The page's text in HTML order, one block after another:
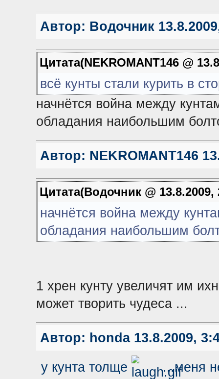
Автор: Водочник
Цитата(NEKROMANT146 @
всё кунты стали курить в
начнётся война между
обладания наибольшим
Автор: NEKROMANT146
Цитата(Водочник @
начнётся война между
обладания наибольшим
1 хрен кунту увеличят им
может творить чудеса ...
Автор: honda13.8.2009,
у кунта толще
...меня